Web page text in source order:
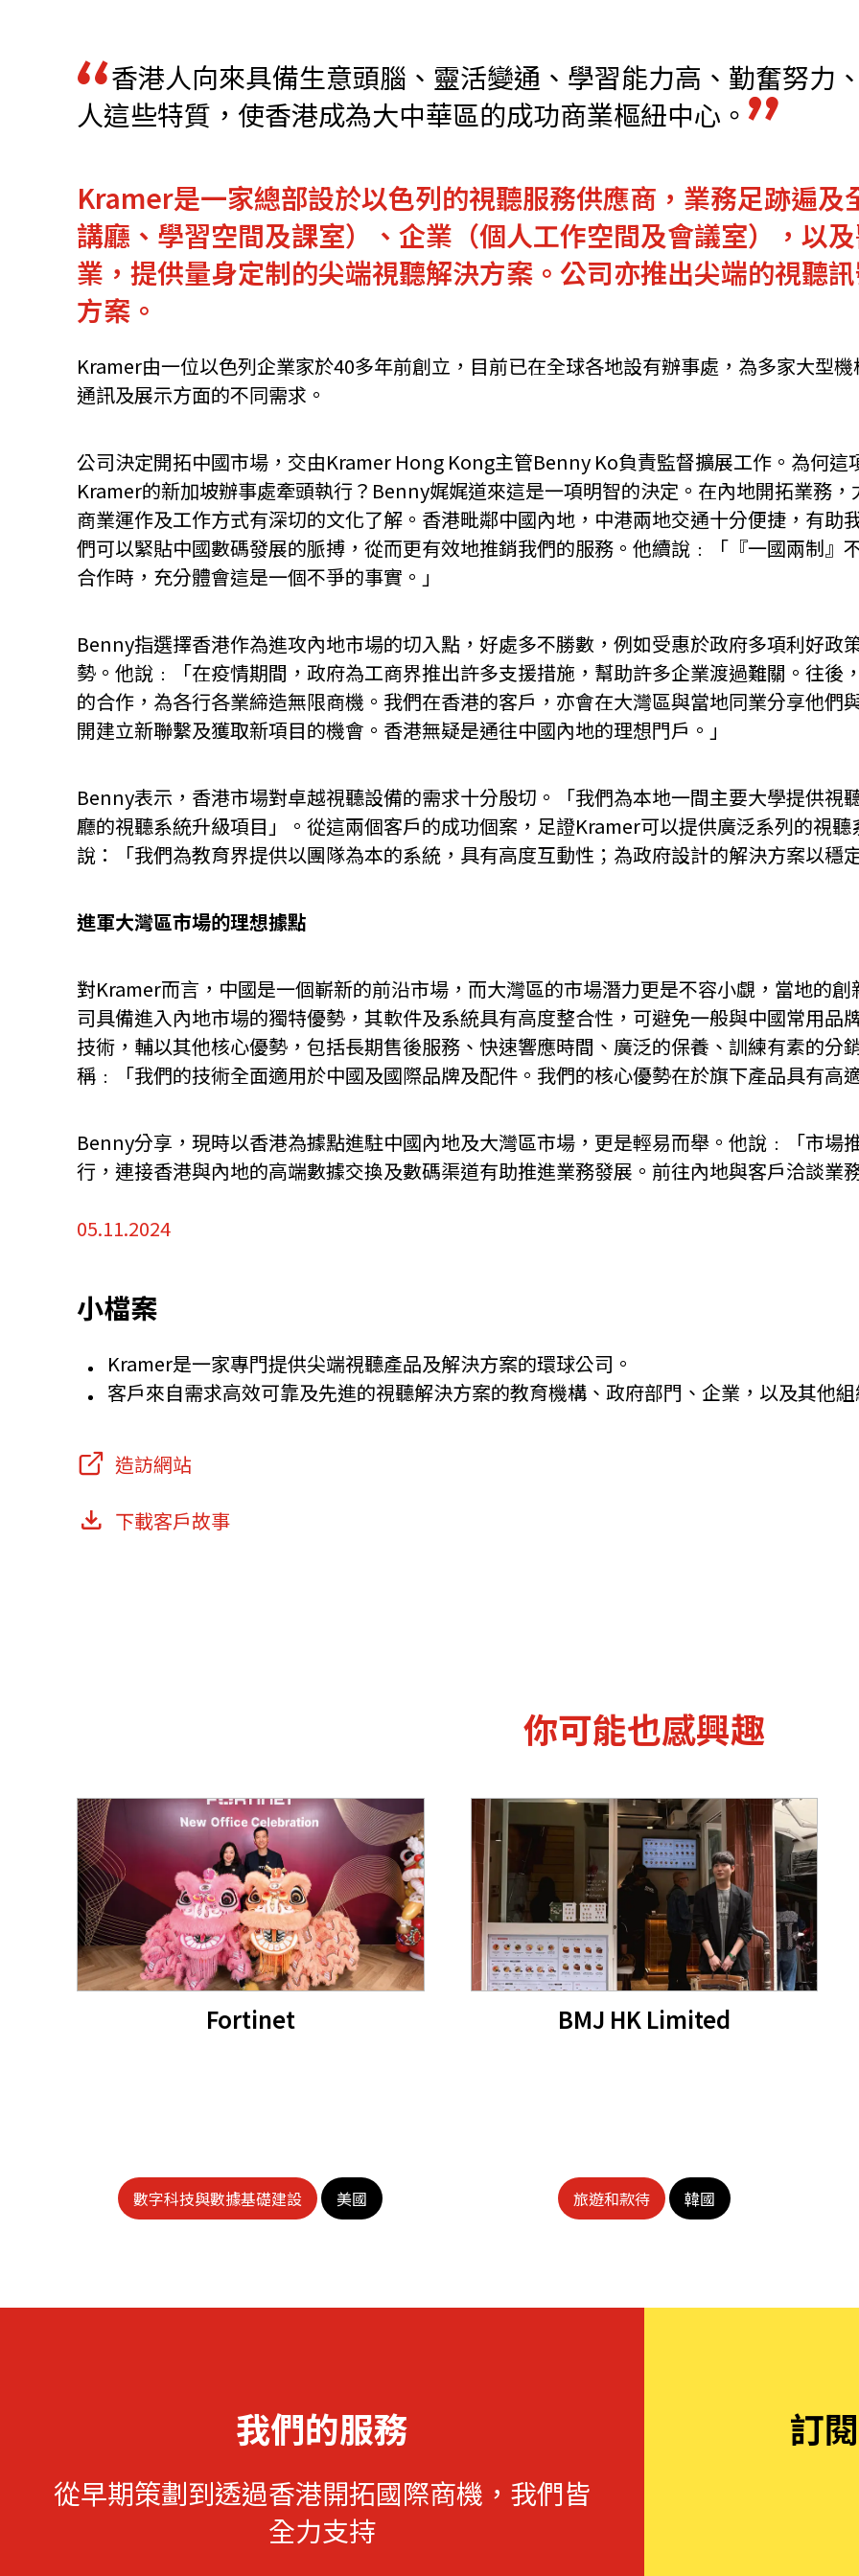
香港家族辦公室 FintechHK 新資本投資者入境計劃
香港人向來具備生意頭腦、靈活變通、學習能力高、勤奮努力
人這些特質，使香港成為大中華區的成功商業樞紐中心。
Kramer是一家總部設於以色列的視聽服務供應商，業務足跡遍及
講廳、學習空間及課室）、企業（個人工作空間及會議室），以
業，提供量身定制的尖端視聽解決方案。公司亦推出尖端的視聽
方案。
Kramer由一位以色列企業家於40多年前創立，目前已在全球各地設有辦事處，為多家大型
通訊及展示方面的不同需求。
公司決定開拓中國市場，交由Kramer Hong Kong主管Benny Ko負責監督擴展工作。為何這
Kramer的新加坡辦事處牽頭執行？Benny娓娓道來這是一項明智的決定。在內地開拓業務
商業運作及工作方式有深切的文化了解。香港毗鄰中國內地，中港兩地交通十分便捷，有助
們可以緊貼中國數碼發展的脈搏，從而更有效地推銷我們的服務。他續說﹕「『一國兩制』
合作時，充分體會這是一個不爭的事實。」
Benny指選擇香港作為進攻內地市場的切入點，好處多不勝數，例如受惠於政府多項利好政
勢。他說﹕「在疫情期間，政府為工商界推出許多支援措施，幫助許多企業渡過難關。往後
的合作，為各行各業締造無限商機。我們在香港的客戶，亦會在大灣區與當地同業分享他們
開建立新聯繫及獲取新項目的機會。香港無疑是通往中國內地的理想門戶。」
Benny表示，香港市場對卓越視聽設備的需求十分殷切。「我們為本地一間主要大學提供視
廳的視聽系統升級項目」。從這兩個客戶的成功個案，足證Kramer可以提供廣泛系列的視
說：「我們為教育界提供以團隊為本的系統，具有高度互動性；為政府設計的解決方案以穩
進軍大灣區市場的理想據點
對Kramer而言，中國是一個嶄新的前沿市場，而大灣區的市場潛力更是不容小覷，當地的
司具備進入內地市場的獨特優勢，其軟件及系統具有高度整合性，可避免一般與中國常用品
技術，輔以其他核心優勢，包括長期售後服務、快速響應時間、廣泛的保養、訓練有素的分
稱﹕「我們的技術全面適用於中國及國際品牌及配件。我們的核心優勢在於旗下產品具有高
Benny分享，現時以香港為據點進駐中國內地及大灣區市場，更是輕易而舉。他說﹕「市場
行，連接香港與內地的高端數據交換及數碼渠道有助推進業務發展。前往內地與客戶洽談業
05.11.2024
小檔案
Kramer是一家專門提供尖端視聽產品及解決方案的環球公司。
客戶來自需求高效可靠及先進的視聽解決方案的教育機構、政府部門、企業，以及其他
造訪網站
下載客戶故事
你可能也感興趣
Fortinet
數字科技與數據基礎建設 美國
BMJ HK Limited
旅遊和款待 韓國
我們的服務
從早期策劃到透過香港開拓國際商機，我們皆
全力支持
訂